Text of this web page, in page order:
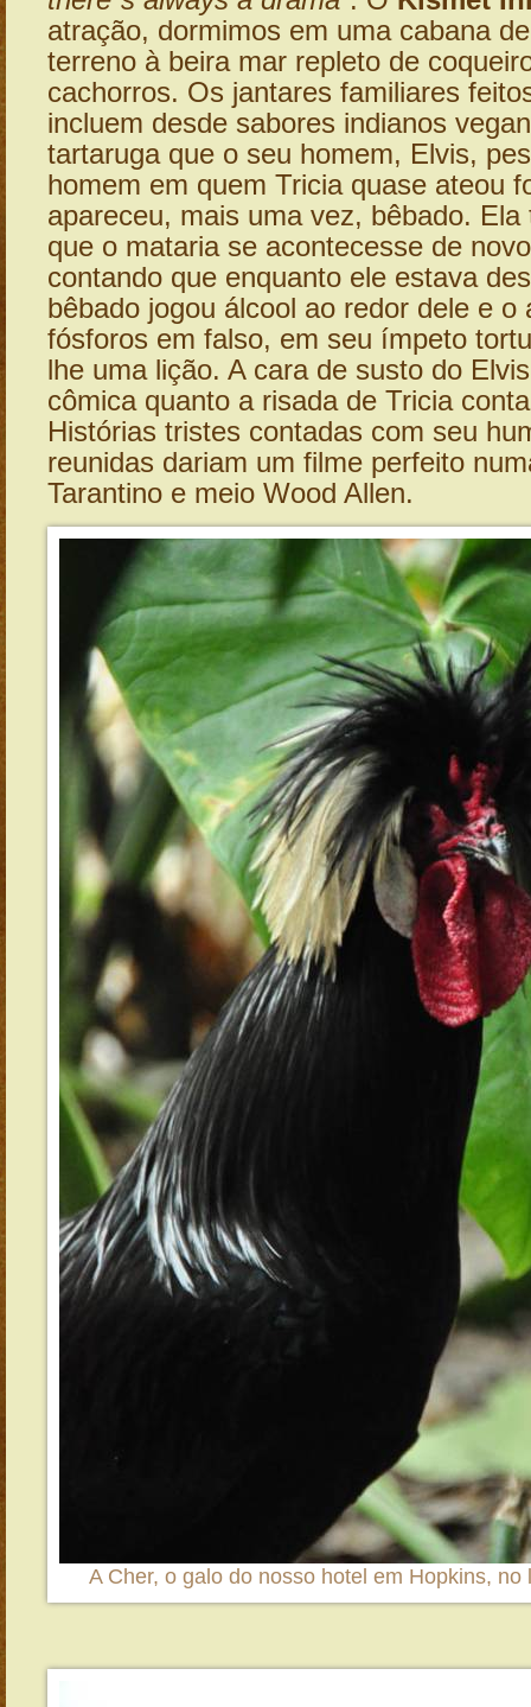
atração, dormimos em uma cabana
terreno à beira mar repleto de
cachorros. Os jantares familiares
incluem desde sabores indianos
tartaruga que o seu homem, Elvis,
homem em quem Tricia quase ateou
apareceu, mais uma vez, bêbado. Ela
que o mataria se acontecesse de
contando que enquanto ele estava
bêbado jogou álcool ao redor dele e o
fósforos em falso, em seu ímpeto
lhe uma lição. A cara de susto do
cômica quanto a risada de Tricia
Histórias tristes contadas com seu
reunidas dariam um filme perfeito
Tarantino e meio Wood Allen.
A Cher, o galo do nosso hotel em Hopkins, no